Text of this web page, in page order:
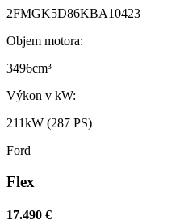
2FMGK5D86KBA10423
Objem motora:
3496cm³
Výkon v kW:
211kW (287 PS)
Ford
Flex
17.490 €